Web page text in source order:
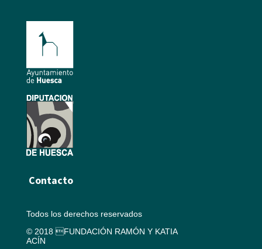
Contacto
Todos los derechos reservados
© 2018 FUNDACIÓN RAMÓN Y KATIA
ACÍN